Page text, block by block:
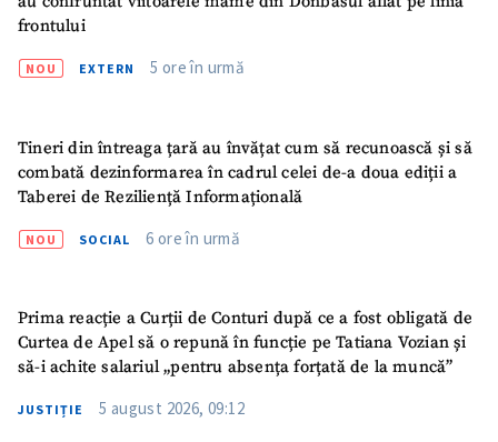
frontului
NOU EXTERN 5 ore în urmă
Tineri din întreaga țară au învățat cum să recunoască și să
combată dezinformarea în cadrul celei de-a doua ediții a
Taberei de Reziliență Informațională
NOU SOCIAL 6 ore în urmă
Prima reacție a Curții de Conturi după ce a fost obligată de
Curtea de Apel să o repună în funcție pe Tatiana Vozian și
să-i achite salariul „pentru absența forțată de la muncă”
JUSTIȚIE 5 august 2026, 09:12